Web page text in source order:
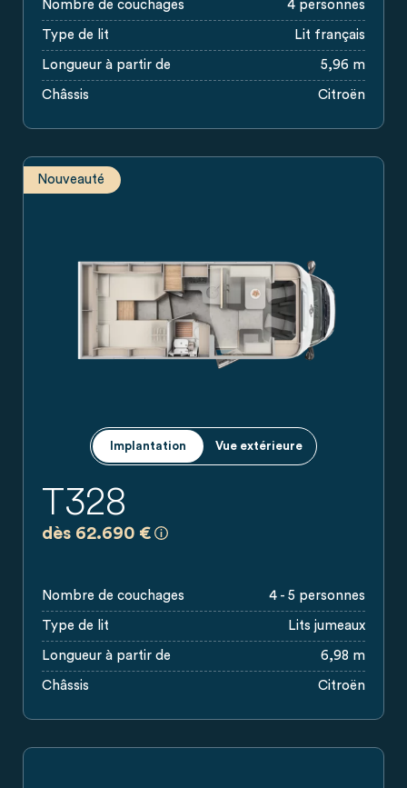
Nombre de couchages 4 personnes
Type de lit Lit français
Longueur à partir de 5,96 m
Châssis Citroën
Implantation Vue extérieure
T328
dès 62.690 €
Nouveauté
Nombre de couchages 4 - 5 personnes
Type de lit Lits jumeaux
Longueur à partir de 6,98 m
Châssis Citroën